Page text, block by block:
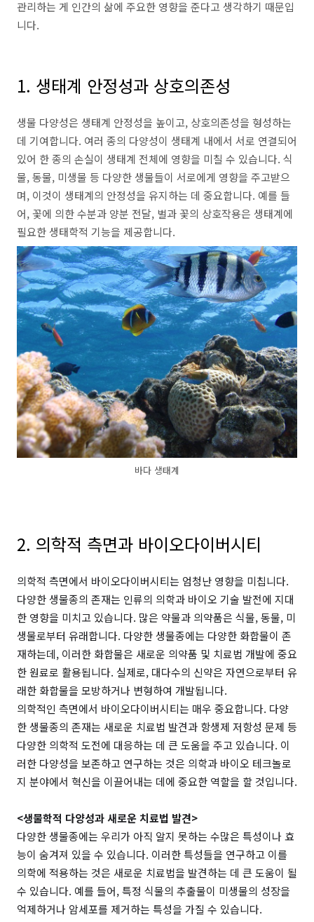
관리하는 게 인간의 삶에 주요한 영향을 준다고 생각하기 때문입
니다.
1. 생태계 안정성과 상호의존성
생물 다양성은 생태계 안정성을 높이고, 상호의존성을 형성하는
데 기여합니다. 여러 종의 다양성이 생태계 내에서 서로 연결되어
있어 한 종의 손실이 생태계 전체에 영향을 미칠 수 있습니다. 식
물, 동물, 미생물 등 다양한 생물들이 서로에게 영향을 주고받으
며, 이것이 생태계의 안정성을 유지하는 데 중요합니다. 예를 들
어, 꽃에 의한 수분과 양분 전달, 벌과 꽃의 상호작용은 생태계에
필요한 생태학적 기능을 제공합니다.
바다 생태계
2. 의학적 측면과 바이오다이버시티
의학적 측면에서 바이오다이버시티는 엄청난 영향을 미칩니다.
다양한 생물종의 존재는 인류의 의학과 바이오 기술 발전에 지대
한 영향을 미치고 있습니다. 많은 약물과 의약품은 식물, 동물, 미
생물로부터 유래합니다. 다양한 생물종에는 다양한 화합물이 존
재하는데, 이러한 화합물은 새로운 의약품 및 치료법 개발에 중요
한 원료로 활용됩니다. 실제로, 대다수의 신약은 자연으로부터 유
래한 화합물을 모방하거나 변형하여 개발됩니다.
의학적인 측면에서 바이오다이버시티는 매우 중요합니다. 다양
한 생물종의 존재는 새로운 치료법 발견과 항생제 저항성 문제 등
다양한 의학적 도전에 대응하는 데 큰 도움을 주고 있습니다. 이
러한 다양성을 보존하고 연구하는 것은 의학과 바이오 테크놀로
지 분야에서 혁신을 이끌어내는 데에 중요한 역할을 할 것입니다.
<생물학적 다양성과 새로운 치료법 발견>
다양한 생물종에는 우리가 아직 알지 못하는 수많은 특성이나 효
능이 숨겨져 있을 수 있습니다. 이러한 특성들을 연구하고 이를
의학에 적용하는 것은 새로운 치료법을 발견하는 데 큰 도움이 될
수 있습니다. 예를 들어, 특정 식물의 추출물이 미생물의 성장을
억제하거나 암세포를 제거하는 특성을 가질 수 있습니다.